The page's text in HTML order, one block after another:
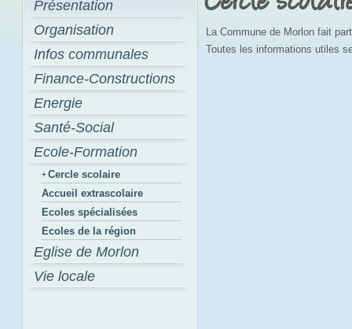
Présentation
Organisation
Infos communales
Finance-Constructions
Energie
Santé-Social
Ecole-Formation
Cercle scolaire
Accueil extrascolaire
Ecoles spécialisées
Ecoles de la région
Eglise de Morlon
Vie locale
La Commune de Morlon fait
Toutes les informations utiles